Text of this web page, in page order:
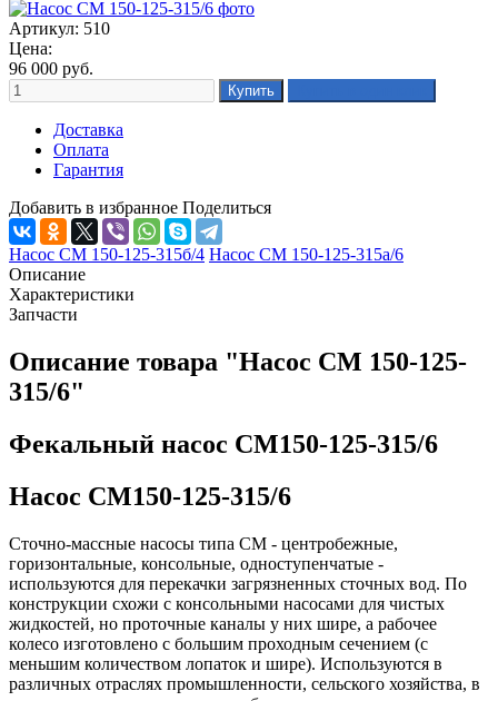
Артикул: 510
Цена:
96 000 руб.
Доставка
Оплата
Гарантия
Добавить в избранное Поделиться
Насос СМ 150-125-315б/4 Насос СМ 150-125-315а/6
Описание
Характеристики
Запчасти
Описание товара "Насос СМ 150-125-
315/6"
Фекальный насос СМ150-125-315/6
Насос СМ150-125-315/6
Сточно-массные насосы типа СМ - центробежные,
горизонтальные, консоль­ные, одноступенчатые -
используются для перекачки загрязненных сточных вод. По
конструкции схожи с консольными насосами для чистых
жидкостей, но проточные каналы у них шире, а рабочее
колесо изготовлено с большим проходным сечением (с
меньшим количеством лопаток и шире). Используются в
различных отраслях промышленности, сельского хозяйства, в